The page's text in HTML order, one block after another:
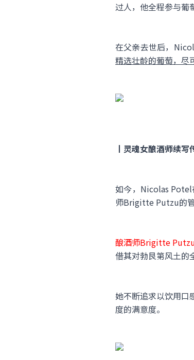
过人，他全程参与葡
在父亲去世后，
精选壮龄的葡萄，尽
丨灵魂女酿酒师续写
如今，Nicolas
师Brigitte Putzu的
酿酒师Brigitte
借其对勃艮第风土的
她不断追求以饮用口
度的满意度。